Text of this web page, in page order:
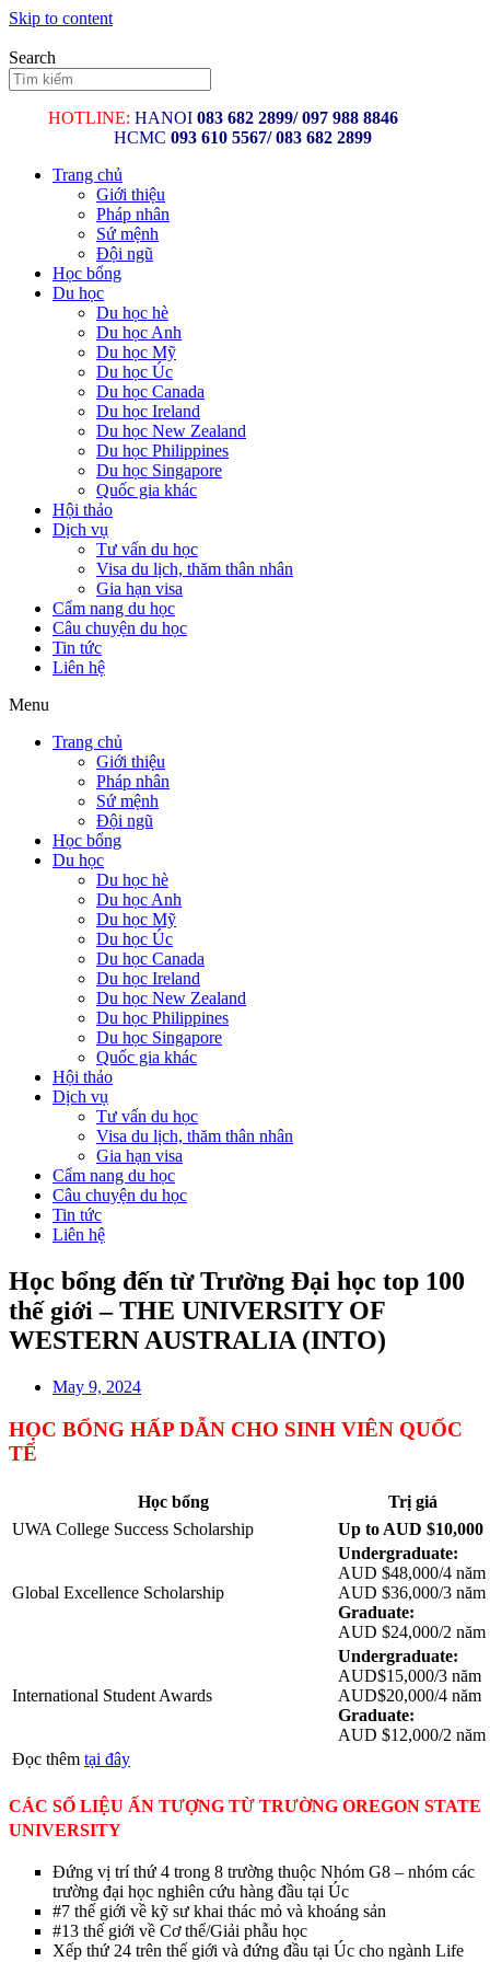
Skip to content
Search
HOTLINE: HANOI 083 682 2899/097 988 8846
HCMC 093 610 5567/ 083 682 2899
Trang chủ
Giới thiệu
Pháp nhân
Sứ mệnh
Đội ngũ
Học bổng
Du học
Du học hè
Du học Anh
Du học Mỹ
Du học Úc
Du học Canada
Du học Ireland
Du học New Zealand
Du học Philippines
Du học Singapore
Quốc gia khác
Hội thảo
Dịch vụ
Tư vấn du học
Visa du lịch, thăm thân nhân
Gia hạn visa
Cẩm nang du học
Câu chuyện du học
Tin tức
Liên hệ
Menu
Trang chủ
Giới thiệu
Pháp nhân
Sứ mệnh
Đội ngũ
Học bổng
Du học
Du học hè
Du học Anh
Du học Mỹ
Du học Úc
Du học Canada
Du học Ireland
Du học New Zealand
Du học Philippines
Du học Singapore
Quốc gia khác
Hội thảo
Dịch vụ
Tư vấn du học
Visa du lịch, thăm thân nhân
Gia hạn visa
Cẩm nang du học
Câu chuyện du học
Tin tức
Liên hệ
Học bổng đến từ Trường Đại học top 100
thế giới – THE UNIVERSITY OF
WESTERN AUSTRALIA (INTO)
May 9, 2024
HỌC BỔNG HẤP DẪN CHO SINH VIÊN QUỐC
TẾ
Học bổng
Trị giá
UWA College Success Scholarship
Up to AUD $10,000
Global Excellence Scholarship
Undergraduate:
AUD $48,000/4 năm
AUD $36,000/3 năm
Graduate:
AUD $24,000/2 năm
International Student Awards
Undergraduate:
AUD$15,000/3 năm
AUD$20,000/4 năm
Graduate:
AUD $12,000/2 năm
Đọc thêm tại đây
CÁC SỐ LIỆU ẤN TƯỢNG TỪ TRƯỜNG OREGON STATE
UNIVERSITY
Đứng vị trí thứ 4 trong 8 trường thuộc Nhóm G8 – nhóm các
trường đại học nghiên cứu hàng đầu tại Úc
#7 thế giới về kỹ sư khai thác mỏ và khoáng sản
#13 thế giới về Cơ thể/Giải phẫu học
Xếp thứ 24 trên thế giới và đứng đầu tại Úc cho ngành Life